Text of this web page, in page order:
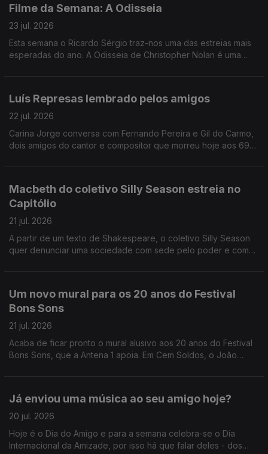
Filme da Semana: A Odisseia
23 jul. 2026
Esta semana o Ricardo Sérgio traz-nos uma das estreias mais
esperadas do ano. A Odisseia de Christopher Nolan é uma
Luís Represas lembrado pelos amigos
22 jul. 2026
Carina Jorge conversa com Fernando Pereira e Gil do Carmo,
dois amigos do cantor e compositor que morreu hoje aos 69
Macbeth do coletivo Silly Season estreia no
Capitólio
21 jul. 2026
A partir de um texto de Shakespeare, o coletivo Silly Season
quer denunciar uma sociedade com sede pelo poder e com
Um novo mural para os 20 anos do Festival
Bons Sons
21 jul. 2026
Acaba de ficar pronto o mural alusivo aos 20 anos do Festival
Bons Sons, que a Antena 1 apoia. Em Cem Soldos, o João
Já enviou uma música ao seu amigo hoje?
20 jul. 2026
Hoje é o Dia do Amigo e para a semana celebra-se o Dia
Internacional da Amizade, por isso há que falar deles - dos